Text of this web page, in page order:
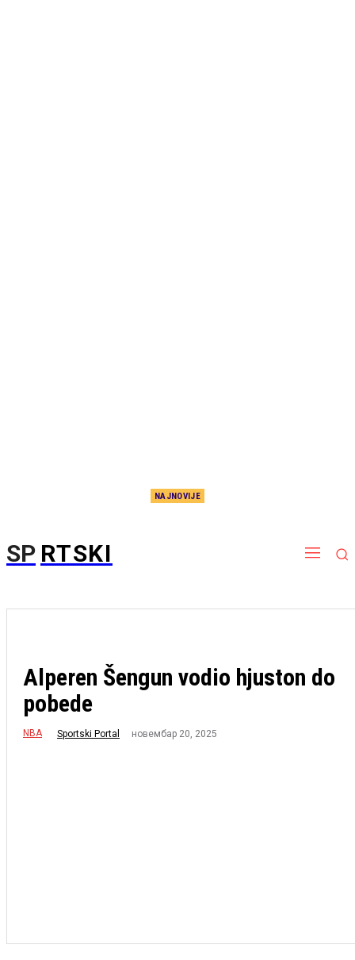
NAJNOVIJE
SP RTSKI
Alperen Šengun vodio hjuston do
pobede
NBA Sportski Portal новембар 20, 2025